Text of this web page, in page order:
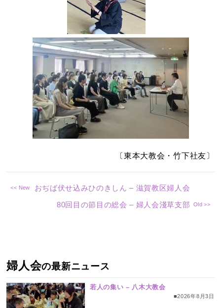
〔東本大教会・竹下社友〕
おぢば伏せ込みひのきしん – 滋賀教区婦人会
80回目の節目の総会 – 婦人会淺草支部
婦人会の最新ニュース
若人の集い – 八木大教会
■2026年8月3日